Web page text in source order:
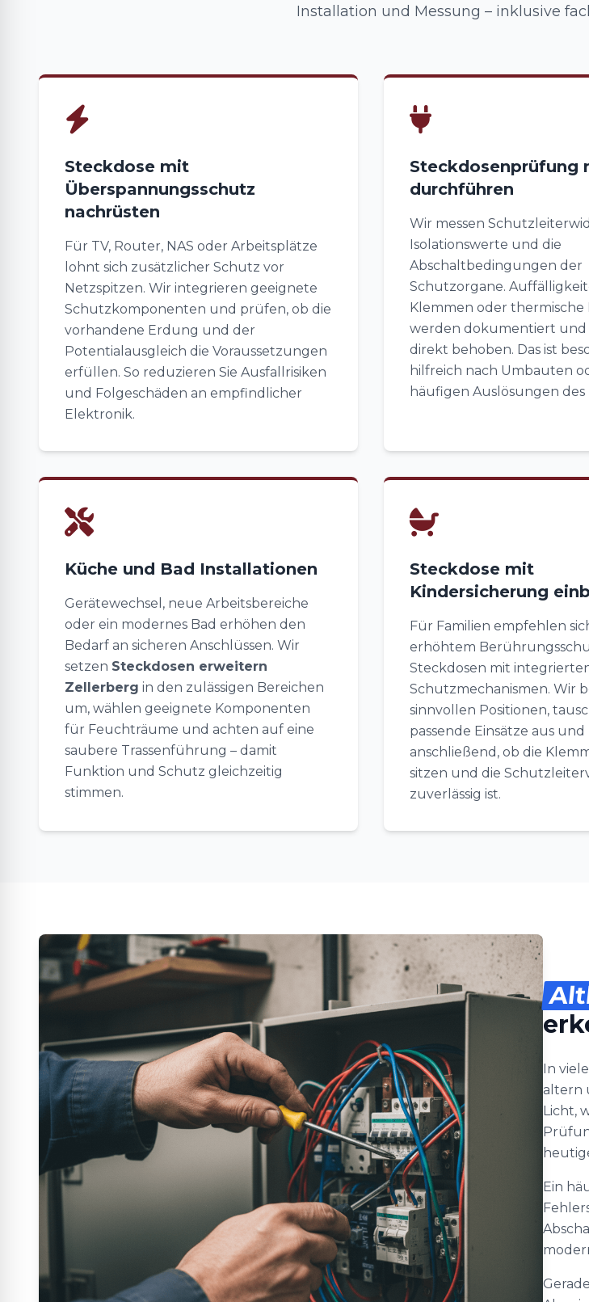
Installation und Messung – inklusive
Steckdose mit
Überspannungsschutz
nachrüsten
Für TV, Router, NAS oder Arbeitsplätze
lohnt sich zusätzlicher Schutz vor
Netzspitzen. Wir integrieren geeignete
Schutzkomponenten und prüfen, ob die
vorhandene Erdung und der
Potentialausgleich die Voraussetzungen
erfüllen. So reduzieren Sie Ausfallrisiken
und Folgeschäden an empfindlicher
Elektronik.
Steckdosenprüfung
durchführen
Wir messen
Isolationswerte und die
Abschaltbedingungen der
Schutzorgane.
Klemmen oder thermische
werden dokumentiert und
direkt behoben. Das ist
hilfreich nach Umbauten
häufigen Auslösungen des
Küche und Bad Installationen
Gerätewechsel, neue Arbeitsbereiche
oder ein modernes Bad erhöhen den
Bedarf an sicheren Anschlüssen. Wir
setzen Steckdosen erweitern
Zellerberg in den zulässigen Bereichen
um, wählen geeignete Komponenten
für Feuchträume und achten auf eine
saubere Trassenführung – damit
Funktion und Schutz gleichzeitig
stimmen.
Steckdose mit
Kindersicherung
Für Familien empfehlen
erhöhtem
Steckdosen mit
Schutzmechanismen. Wir
sinnvollen Positionen,
passende Einsätze aus
anschließend, ob die
sitzen und die
zuverlässig ist.
In
altern
Licht,
Ein